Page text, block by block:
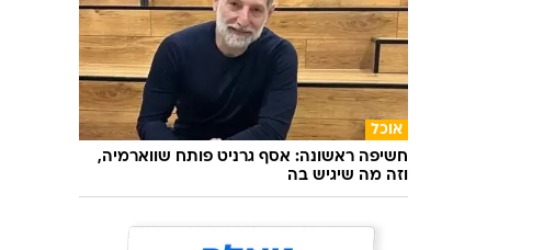
אוכל
חשיפה ראשונה: אסף גרניט פותח שווארמיה,
וזה מה שיגיש בה